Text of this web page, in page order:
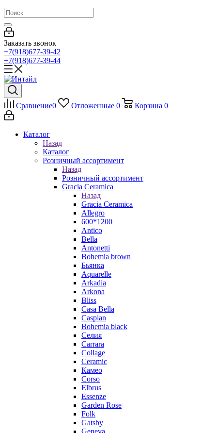
Заказать звонок
+7(918)677-39-42
+7(918)677-39-44
Сравнение0 Отложенные 0 Корзина 0
Каталог
Назад
Каталог
Розничный ассортимент
Назад
Розничный ассортимент
Gracia Ceramica
Назад
Gracia Ceramica
Allegro
600*1200
Antico
Bella
Antonetti
Bohemia brown
Бьянка
Aquarelle
Arkadia
Arkona
Bliss
Casa Bella
Caspian
Bohemia black
Селия
Carrara
Collage
Ceramic
Камео
Corso
Elbrus
Essenze
Garden Rose
Folk
Gatsby
Geneva